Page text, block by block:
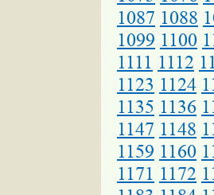
1087 1088
1099 1100
1111 1112
1123 1124
1135 1136
1147 1148
1159 1160
1171 1172